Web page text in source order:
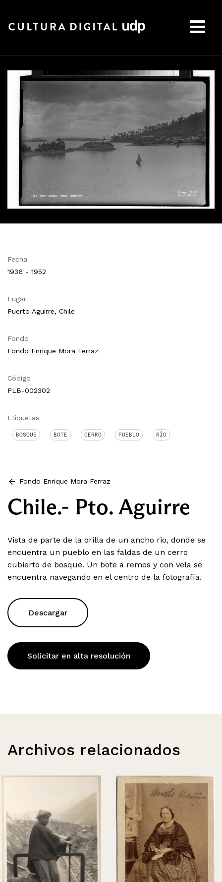
Fecha
1936 - 1952
Lugar
Puerto Aguirre, Chile
Fondo
Fondo Enrique Mora Ferraz
Código
PLB-002302
Etiquetas
BOSQUE BOTE CERRO PUEBLO RÍO
Fondo Enrique Mora Ferraz
Chile.- Pto. Aguirre
Vista de parte de la orilla de un ancho rio, donde se
encuentra un pueblo en las faldas de un cerro
cubierto de bosque. Un bote a remos y con vela se
encuentra navegando en el centro de la fotografía.
Descargar
Solicitar en alta resolución
Archivos relacionados